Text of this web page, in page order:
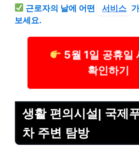
근로자의 날에 어떤 서비스
보세요.
5월 1일 공휴일
확인하기
생활 편의시설| 국제
차 주변 탐방